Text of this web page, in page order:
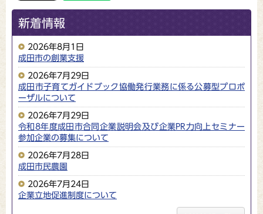
新着情報
2026年8月1日
成田市の創業支援
2026年7月29日
成田市子育てガイドブック協働発行業務に係る公募型プロポ
ーザルについて
2026年7月29日
令和8年度成田市合同企業説明会及び企業PR力向上セミナー
参加企業の募集について
2026年7月28日
成田市民農園
2026年7月24日
企業立地促進制度について